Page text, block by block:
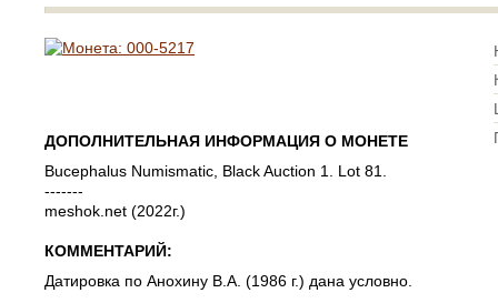
ДОПОЛНИТЕЛЬНАЯ ИНФОРМАЦИЯ О МОНЕТЕ
Bucephalus Numismatic, Black Auction 1. Lot 81.
-------
meshok.net (2022г.)
КОММЕНТАРИЙ:
Датировка по Анохину В.А. (1986 г.) дана условно.